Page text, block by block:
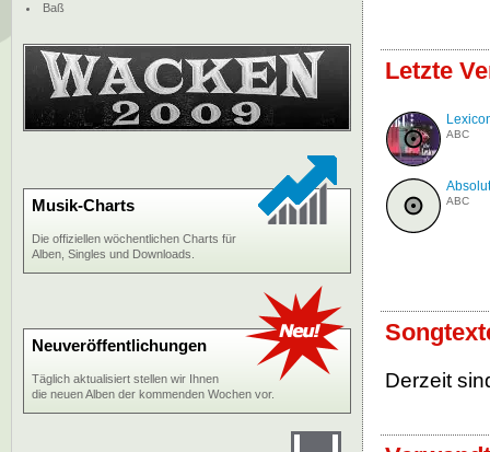
Letzte
ABC
ABC
Derzeit
Baß
Musik-Charts
Die offiziellen wöchentlichen Charts für
Alben, Singles und Downloads.
Neuveröffentlichungen
Täglich aktualisiert stellen wir Ihnen
die neuen Alben der kommenden Wochen vor.